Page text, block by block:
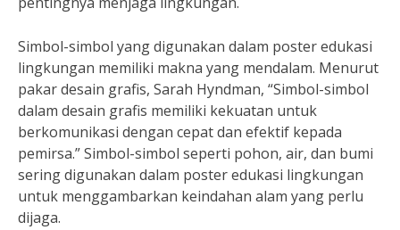
Simbol-simbol yang digunakan dalam poster edukasi
lingkungan memiliki makna yang mendalam. Menurut
pakar desain grafis, Sarah Hyndman, “Simbol-simbol
dalam desain grafis memiliki kekuatan untuk
berkomunikasi dengan cepat dan efektif kepada
pemirsa.” Simbol-simbol seperti pohon, air, dan bumi
sering digunakan dalam poster edukasi lingkungan
untuk menggambarkan keindahan alam yang perlu
dijaga.